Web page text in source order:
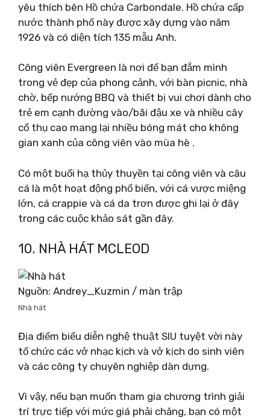
yêu thích bên Hồ chứa Carbondale. Hồ chứa cấp
nước thành phố này được xây dựng vào năm
1926 và có diện tích 135 mẫu Anh.
Công viên Evergreen là nơi để bạn đắm mình
trong vẻ đẹp của phong cảnh, với bàn picnic, nhà
chờ, bếp nướng BBQ và thiết bị vui chơi dành cho
trẻ em cạnh đường vào/bãi đậu xe và nhiều cây
cổ thụ cao mang lại nhiều bóng mát cho không
gian xanh của công viên vào mùa hè .
Có một buổi hạ thủy thuyền tại công viên và câu
cá là một hoạt động phổ biến, với cá vược miệng
lớn, cá crappie và cá da trơn được ghi lại ở đây
trong các cuộc khảo sát gần đây.
10. NHÀ HÁT MCLEOD
Nguồn: Andrey_Kuzmin / màn trập
Nhà hát
Địa điểm biểu diễn nghệ thuật SIU tuyệt vời này
tổ chức các vở nhạc kịch và vở kịch do sinh viên
và các công ty chuyên nghiệp dàn dựng.
Vì vậy, nếu bạn muốn tham gia chương trình giải
trí trực tiếp với mức giá phải chăng, bạn có một